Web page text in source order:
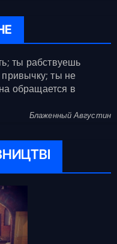
ты рабствуешь
ты не
обращается в
Блаженный Августин